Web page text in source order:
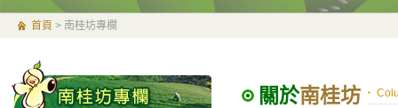
首頁 > 南桂坊專欄
關於南桂坊